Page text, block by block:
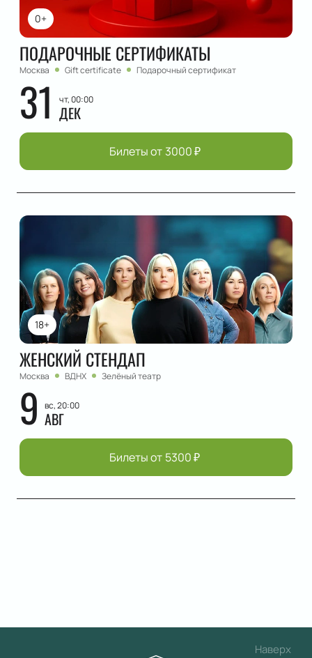
0+
ПОДАРОЧНЫЕ СЕРТИФИКАТЫ
Москва Gift certificate Подарочный сертификат
31 чт, 00:00
ДЕК
Билеты от 3000₽
18+
ЖЕНСКИЙ СТЕНДАП
Москва ВДНХ Зелёный театр
9 вс, 20:00
АВГ
Билеты от 5300₽
Наверх